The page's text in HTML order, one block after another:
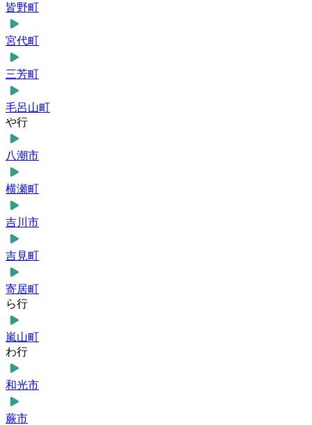
皆野町
宮代町
三芳町
毛呂山町
や行
八潮市
横瀬町
吉川市
吉見町
寄居町
ら行
嵐山町
わ行
和光市
蕨市